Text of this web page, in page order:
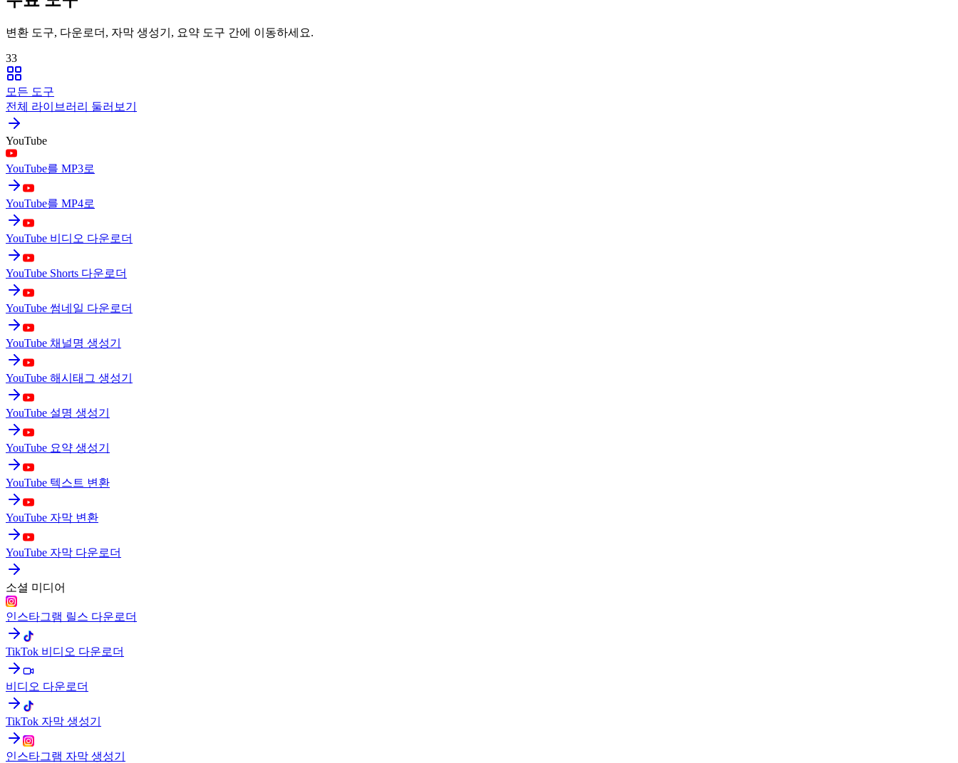
변환 도구, 다운로더, 자막 생성기, 요약 도구 간에 이동하세요.
33
모든 도구
전체 라이브러리 둘러보기
YouTube
YouTube를 MP3로
YouTube를 MP4로
YouTube 비디오 다운로더
YouTube Shorts 다운로더
YouTube 썸네일 다운로더
YouTube 채널명 생성기
YouTube 해시태그 생성기
YouTube 설명 생성기
YouTube 요약 생성기
YouTube 텍스트 변환
YouTube 자막 변환
YouTube 자막 다운로더
소셜 미디어
인스타그램 릴스 다운로더
TikTok 비디오 다운로더
비디오 다운로더
TikTok 자막 생성기
인스타그램 자막 생성기